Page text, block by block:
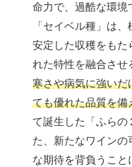
命力で、過酷な環境
「セイベル種」は
安定した収穫をもた
れた特性を融合させ
寒さや病気に強いだ
ても優れた品質を備
て誕生した「ふらの
た、新たなワインの
な期待を背負うこと